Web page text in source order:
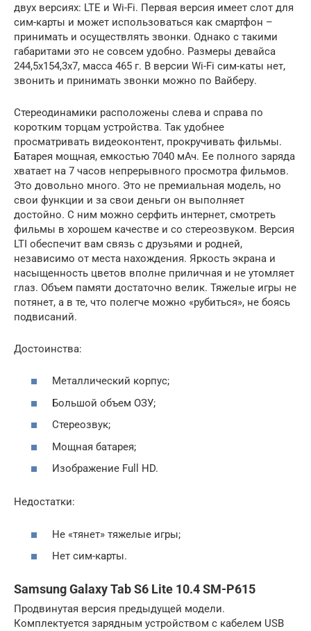
двух версиях: LTE и Wi-Fi. Первая версия имеет слот для
сим-карты и может использоваться как смартфон –
принимать и осуществлять звонки. Однако с такими
габаритами это не совсем удобно. Размеры девайса
244,5х154,3х7, масса 465 г. В версии Wi-Fi сим-каты нет,
звонить и принимать звонки можно по Вайберу.
Стереодинамики расположены слева и справа по
коротким торцам устройства. Так удобнее
просматривать видеоконтент, прокручивать фильмы.
Батарея мощная, емкостью 7040 мАч. Ее полного заряда
хватает на 7 часов непрерывного просмотра фильмов.
Это довольно много. Это не премиальная модель, но
свои функции и за свои деньги он выполняет
достойно. С ним можно серфить интернет, смотреть
фильмы в хорошем качестве и со стереозвуком. Версия
LTI обеспечит вам связь с друзьями и родней,
независимо от места нахождения. Яркость экрана и
насыщенность цветов вполне приличная и не утомляет
глаз. Объем памяти достаточно велик. Тяжелые игры не
потянет, а в те, что полегче можно «рубиться», не боясь
подвисаний.
Достоинства:
Металлический корпус;
Большой объем ОЗУ;
Стереозвук;
Мощная батарея;
Изображение Full HD.
Недостатки:
Не «тянет» тяжелые игры;
Нет сим-карты.
Samsung Galaxy Tab S6 Lite 10.4 SM-P615
Продвинутая версия предыдущей модели.
Комплектуется зарядным устройством с кабелем USB